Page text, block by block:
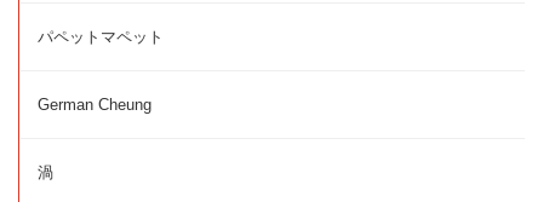
パペットマペット
German Cheung
渦